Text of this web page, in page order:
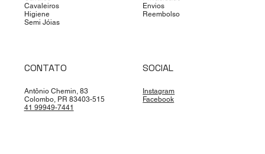
Cavaleiros
Higiene
Semi Jóias
Envios
Reembolso
CONTATO
Antônio Chemin, 83
Colombo, PR 83403-515
41 99949-7441
SOCIAL
Instagram
Facebook